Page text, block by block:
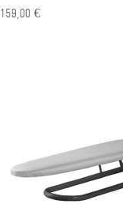
Τιμή
159,00 €